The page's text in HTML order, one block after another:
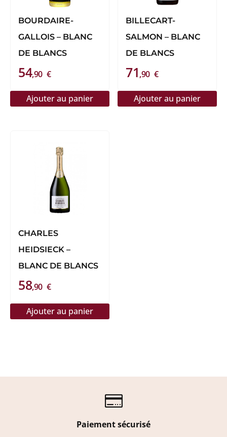
BOURDAIRE-
GALLOIS – BLANC
DE BLANCS
54,90 €
Ajouter au panier
BILLECART-
SALMON – BLANC
DE BLANCS
71,90 €
Ajouter au panier
CHARLES
HEIDSIECK –
BLANC DE BLANCS
58,90 €
Ajouter au panier

Paiement sécurisé